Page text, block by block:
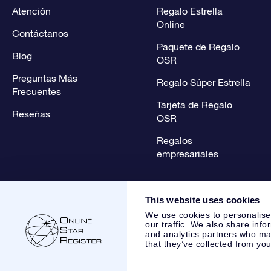
This website uses cookies
We use cookies to
our traffic. We also share
and analytics partners who
that they’ve collected from
Atención
Contáctanos
Blog
Preguntas Más
Frecuentes
Reseñas
Regalo Estrella
Online
Paquete de Regalo
OSR
Regalo Súper Estrella
Tarjeta de Regalo
OSR
Regalos
empresariales